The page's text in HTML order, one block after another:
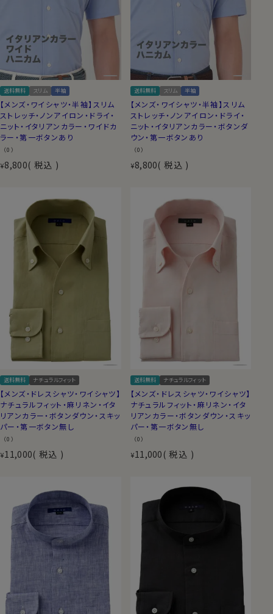
送料無料 スリム 半袖
【メンズ・ワイシャツ・半袖】スリム
ストレッチ・ノンアイロン・ドライ・
ニット・イタリアンカラー・ワイドカ
ラー・第一ボタンあり
（0）
¥8,800 税込
送料無料 スリム 半袖
【メンズ・ワイシャツ・半袖】スリム
ストレッチ・ノンアイロン・ドライ・
ニット・イタリアンカラー・ボタンダ
ウン・第一ボタンあり
（0）
¥8,800 税込
送料無料 ナチュラルフィット
【メンズ・ドレスシャツ・ワイシャツ】
ナチュラルフィット・麻リネン・イタ
リアンカラー・ボタンダウン・スキッ
パー・第一ボタン無し
（0）
¥11,000 税込
送料無料 ナチュラルフィット
【メンズ・ドレスシャツ・ワイシャツ】
ナチュラルフィット・麻リネン・イタ
リアンカラー・ボタンダウン・スキッ
パー・第一ボタン無し
（0）
¥11,000 税込